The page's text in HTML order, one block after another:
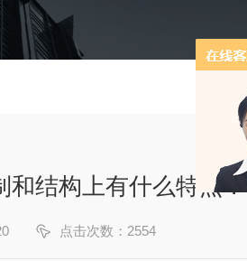
和结构上有什么特点？
点击次数：2554